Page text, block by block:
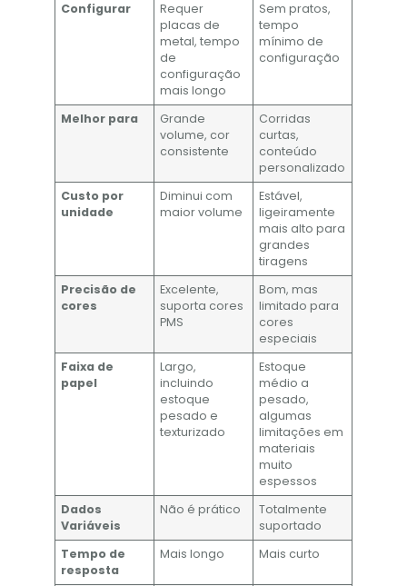
Configurar
Requer
placas de
metal, tempo
de
configuração
mais longo
Sem pratos,
tempo
mínimo de
configuração
Melhor para
Grande
volume, cor
consistente
Corridas
curtas,
conteúdo
personalizado
Custo por
unidade
Diminui com
maior volume
Estável,
ligeiramente
mais alto para
grandes
tiragens
Precisão de
cores
Excelente,
suporta cores
PMS
Bom, mas
limitado para
cores
especiais
Faixa de
papel
Largo,
incluindo
estoque
pesado e
texturizado
Estoque
médio a
pesado,
algumas
limitações em
materiais
muito
espessos
Dados
Variáveis
Não é prático
Totalmente
suportado
Tempo de
resposta
Mais longo Mais curto